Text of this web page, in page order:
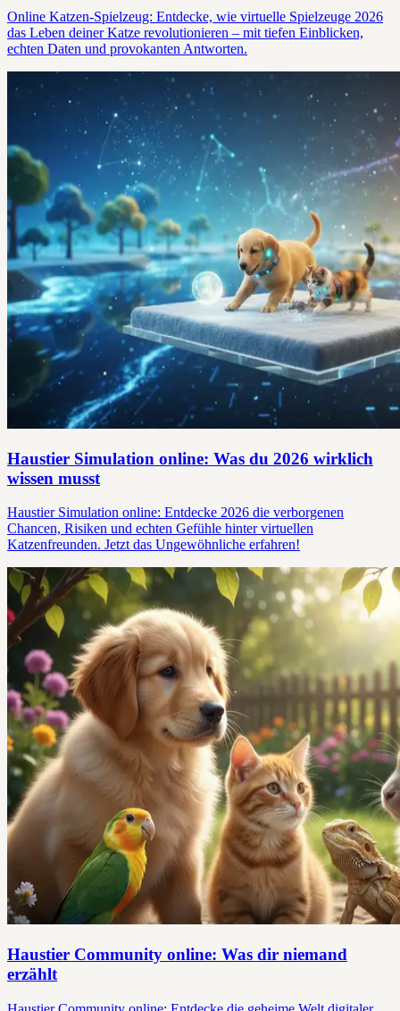
Online Katzen-Spielzeug: Entdecke, wie virtuelle Spielzeuge 2026
das Leben deiner Katze revolutionieren – mit tiefen Einblicken,
echten Daten und provokanten Antworten.
Haustier Simulation online: Was du 2026 wirklich
wissen musst
Haustier Simulation online: Entdecke 2026 die verborgenen
Chancen, Risiken und echten Gefühle hinter virtuellen
Katzenfreunden. Jetzt das Ungewöhnliche erfahren!
Haustier Community online: Was dir niemand
erzählt